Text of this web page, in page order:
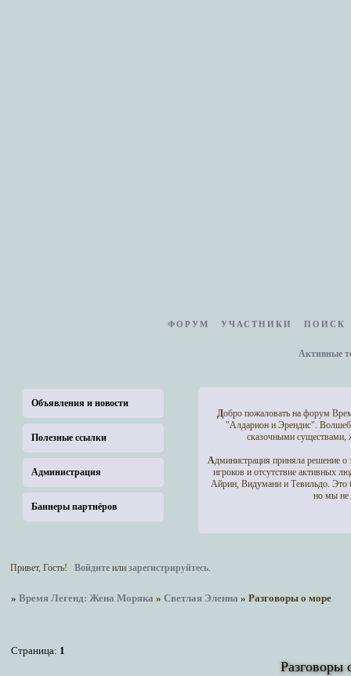
ФОРУМ УЧАСТНИКИ ПОИСК
Активные
Объявления и новости
Полезные ссылки
Администрация
Баннеры партнёров
Добро пожаловать на форум
"Алдарион и Эрендис".
сказочными существами,
Администрация приняла решение о
игроков и отсутствие активных
Айрин, Видумани и Тевильдо.
но мы не
Привет, Гость! Войдите илизарегистрируйтесь
»Время Легенд: Жена Моряка »Светлая Эленна »Разговоры о море
Разговоры
Страница: 1